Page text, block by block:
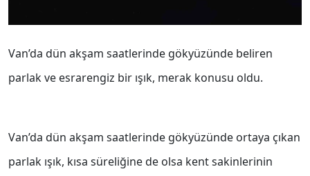
Van’da dün akşam saatlerinde gökyüzünde beliren
parlak ve esrarengiz bir ışık, merak konusu oldu.
Van’da dün akşam saatlerinde gökyüzünde ortaya çıkan
parlak ışık, kısa süreliğine de olsa kent sakinlerinin